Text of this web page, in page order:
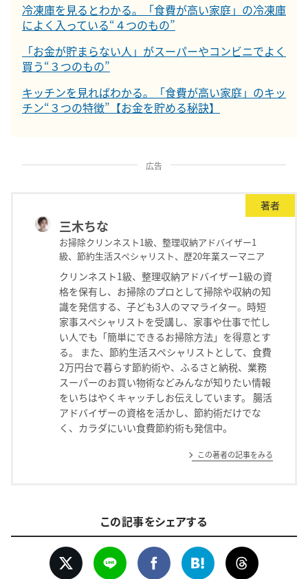
冷凍庫を見るとわかる。「食費が高い家庭」の冷凍庫
によく入っている“４つのもの”
「お金が貯まらない人」がスーパーやコンビニでよく
買う“３つのもの”
キッチンを見ればわかる。「食費が高い家庭」のキッ
チン“３つの特徴”【お金を貯める秘訣】
広告
著者
三木ちな
お掃除クリンネスト1級、整理収納アドバイザー1
級、節約生活スペシャリスト、歴20年業スーマニア
クリンネスト1級、整理収納アドバイザー1級の資
格を保有し、お掃除のプロとして掃除や収納の知
識を発信する、子ども3人のママライター。時短
家事スペシャリストを受講し、家事や仕事で忙し
い人でも「簡単にできるお掃除方法」を得意とす
る。 また、節約生活スペシャリストとして、食費
2万円台で暮らす節約術や、ふるさと納税、業務
スーパーのお買い物術などみんなが知りたい情報
をいちはやくキャッチしお伝えしています。 腸活
アドバイザーの資格を活かし、節約術だけでな
く、カラダにいい食費節約術も発信中。
この著者の記事をみる
この記事をシェアする